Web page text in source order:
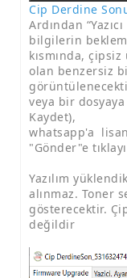
Cip Derdine
Ardından
bilgilerin
kısmında,
olan benzersiz bir
veya bir
Kaydet),
whatsapp'a
"Gönder"e
Yazılım
alınmaz. Toner
gösterecektir.
değildir